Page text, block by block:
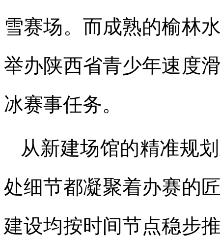
雪赛场。而成熟的榆林
举办陕西省青少年速度
冰赛事任务。
从新建场馆的精准规
处细节都凝聚着办赛的
建设均按时间节点稳步